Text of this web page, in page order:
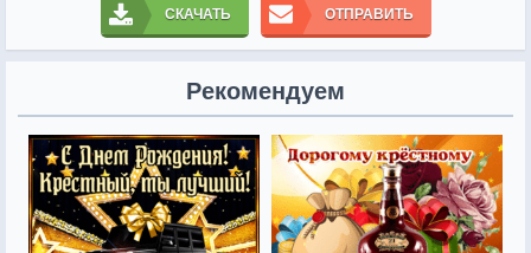
СКАЧАТЬ ОТПРАВИТЬ
Рекомендуем